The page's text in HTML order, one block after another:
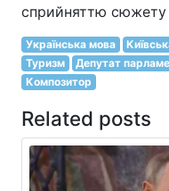
сприйняттю сюжету
Українська мова
Туризм
Депутат
Композитор
Related posts